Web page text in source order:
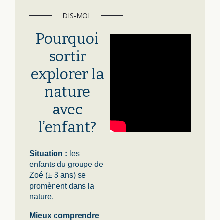
DIS-MOI
Pourquoi
sortir
explorer la
nature
avec
l’enfant?
Situation : les
enfants du groupe de
Zoé (± 3 ans) se
promènent dans la
nature.
Mieux comprendre